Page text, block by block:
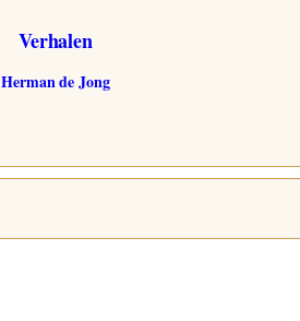
Verhalen
Herman de Jong